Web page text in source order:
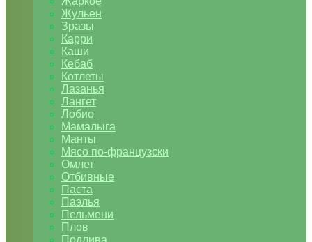
Жульен
Зразы
Карри
Каши
Кебаб
Котлеты
Лазанья
Лангет
Лобио
Мамалыга
Манты
Мясо по-французски
Омлет
Отбивные
Паста
Паэлья
Пельмени
Плов
Подлива